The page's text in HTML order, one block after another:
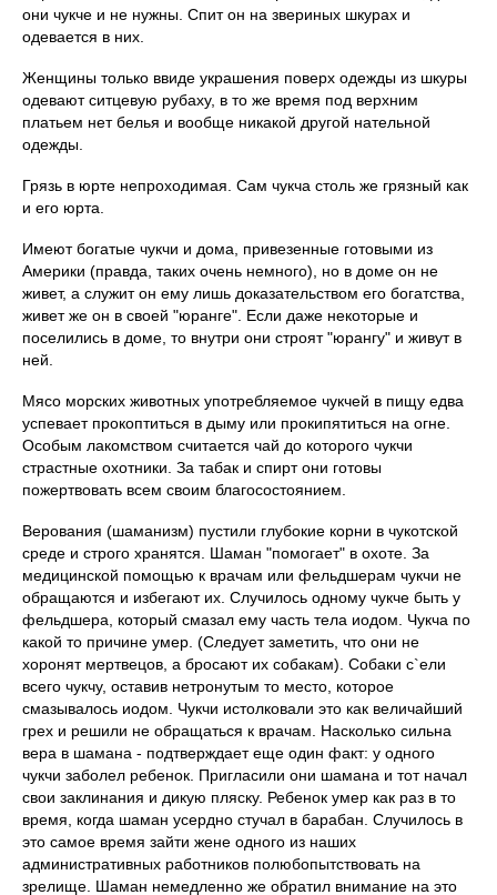
они чукче и не нужны. Спит он на звериных шкурах и
одевается в них.
Женщины только ввиде украшения поверх одежды из шкуры
одевают ситцевую рубаху, в то же время под верхним
платьем нет белья и вообще никакой другой нательной
одежды.
Грязь в юрте непроходимая. Сам чукча столь же грязный как
и его юрта.
Имеют богатые чукчи и дома, привезенные готовыми из
Америки (правда, таких очень немного), но в доме он не
живет, а служит он ему лишь доказательством его богатства,
живет же он в своей "юранге". Если даже некоторые и
поселились в доме, то внутри они строят "юрангу" и живут в
ней.
Мясо морских животных употребляемое чукчей в пищу едва
успевает прокоптиться в дыму или прокипятиться на огне.
Особым лакомством считается чай до которого чукчи
страстные охотники. За табак и спирт они готовы
пожертвовать всем своим благосостоянием.
Верования (шаманизм) пустили глубокие корни в чукотской
среде и строго хранятся. Шаман "помогает" в охоте. За
медицинской помощью к врачам или фельдшерам чукчи не
обращаются и избегают их. Случилось одному чукче быть у
фельдшера, который смазал ему часть тела иодом. Чукча по
какой то причине умер. (Следует заметить, что они не
хоронят мертвецов, а бросают их собакам). Собаки с`ели
всего чукчу, оставив нетронутым то место, которое
смазывалось иодом. Чукчи истолковали это как величайший
грех и решили не обращаться к врачам. Насколько сильна
вера в шамана - подтверждает еще один факт: у одного
чукчи заболел ребенок. Пригласили они шамана и тот начал
свои заклинания и дикую пляску. Ребенок умер как раз в то
время, когда шаман усердно стучал в барабан. Случилось в
это самое время зайти жене одного из наших
административных работников полюбопытствовать на
зрелище. Шаман немедленно же обратил внимание на это